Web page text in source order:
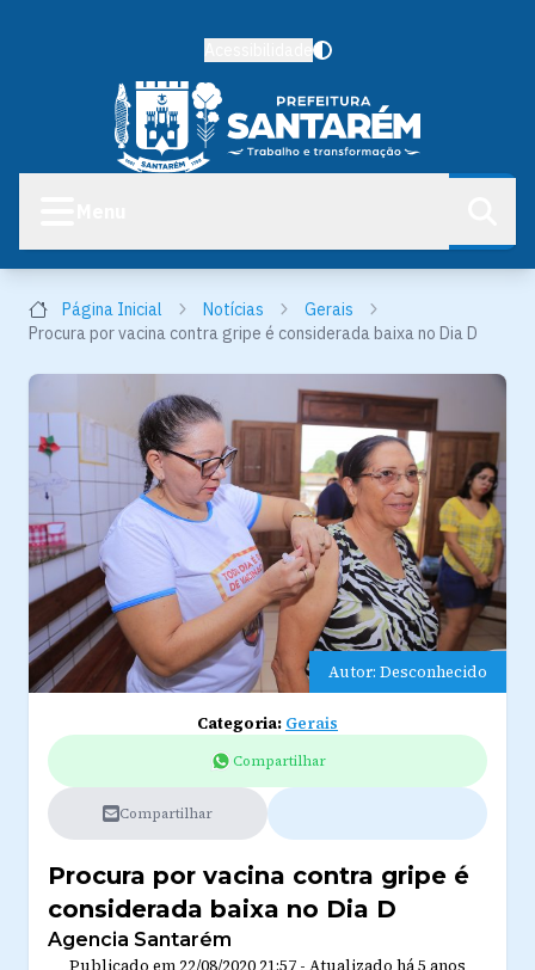
Página Inicial Notícias
Gerais
Procura por vacina contra gripe é considerada baixa no Dia D
Autor: Desconhecido
Categoria: Gerais
Compartilhar
Compartilhar
Procura por vacina contra gripe é
considerada baixa no Dia D
Agencia Santarém
Publicado em 22/08/2020 21:57 - Atualizado há 5 anos